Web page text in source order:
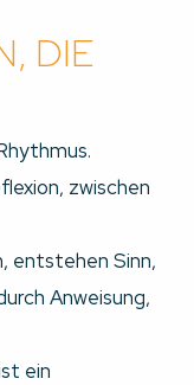
DIE
zwischen
entstehen Sinn,
Anweisung,
ein